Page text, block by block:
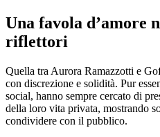
Una favola d’amore
riflettori
Quella tra Aurora Ramazzotti e
con discrezione e solidità. Pur
social, hanno sempre cercato di
della loro vita privata, mostrando
condividere con il pubblico.